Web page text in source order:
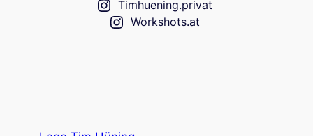
Timhuening.privat
Workshots.at